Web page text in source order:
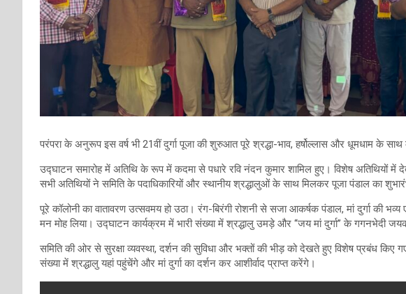
परंपरा के अनुरूप इस वर्ष भी 21वीं दुर्गा पूजा की शुरुआत पूरे श्रद्धा-भाव, हर्षोल्लास और धूमधाम के साथ
उद्घाटन समारोह में अतिथि के रूप में कदमा से पधारे रवि नंदन कुमार शामिल हुए। विशेष अतिथियों में
सभी अतिथियों ने समिति के पदाधिकारियों और स्थानीय श्रद्धालुओं के साथ मिलकर पूजा पंडाल का
पूरे कॉलोनी का वातावरण उत्सवमय हो उठा। रंग-बिरंगी रोशनी से सजा आकर्षक पंडाल, मां दुर्गा की
मन मोह लिया। उद्घाटन कार्यक्रम में भारी संख्या में श्रद्धालु उमड़े और ‘‘जय मां दुर्गा’’ के गगनभेदी
समिति की ओर से सुरक्षा व्यवस्था, दर्शन की सुविधा और भक्तों की भीड़ को देखते हुए विशेष प्रबंध किए
संख्या में श्रद्धालु यहां पहुंचेंगे और मां दुर्गा का दर्शन कर आशीर्वाद प्राप्त करेंगे।